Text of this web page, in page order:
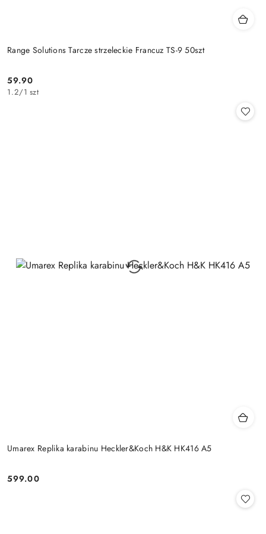
Range Solutions Tarcze strzeleckie Francuz TS-9 50szt
Cena:
59.90
1.2/1 szt
Umarex Replika karabinu Heckler&Koch H&K HK416 A5
Cena:
599.00